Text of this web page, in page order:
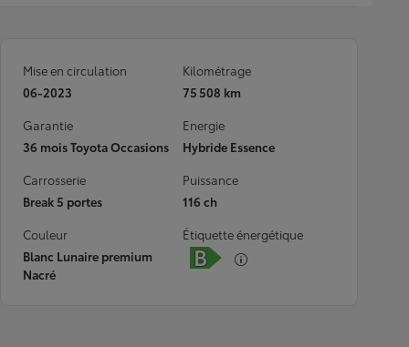
Mise en circulation
06-2023
Kilométrage
75 508 km
Garantie
36 mois Toyota Occasions
Energie
Hybride Essence
Carrosserie
Break 5 portes
Puissance
116 ch
Couleur
Blanc Lunaire premium
Nacré
Étiquette énergétique